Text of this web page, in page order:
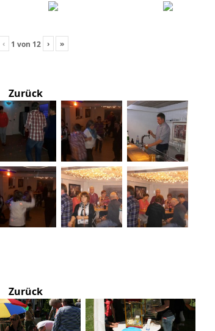
‹ 1 von 12 › »
Zurück
Zurück